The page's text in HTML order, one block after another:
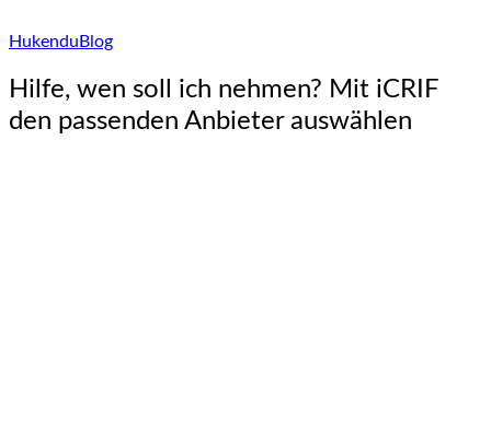
Hukendu Blog
Hilfe, wen soll ich nehmen? Mit iCRIF
den passenden Anbieter auswählen